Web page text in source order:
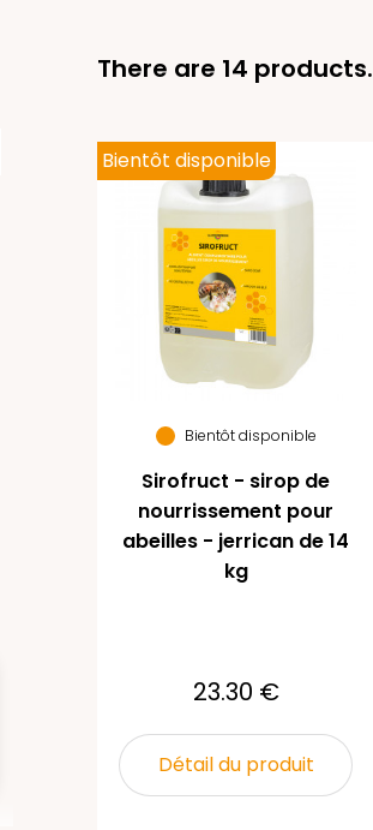
There are 14 products.
Bientôt disponible
Sirofruct - sirop de
nourrissement pour
abeilles - jerrican de 14
kg
23.30 €
Détail du produit
Bientôt disponible